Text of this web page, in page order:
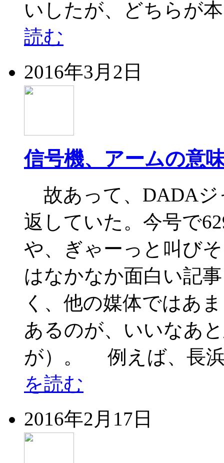
いしたが、どちらが
読む
2016年3月2日
信号機、アームの意
故あって、DADAジ
返していた。今号で
や、ぎゃーっと叫び
はなかなか面白い記
く、他の媒体ではあ
あるのが、いいなあ
が）。 例えば、長
を読む
2016年2月17日